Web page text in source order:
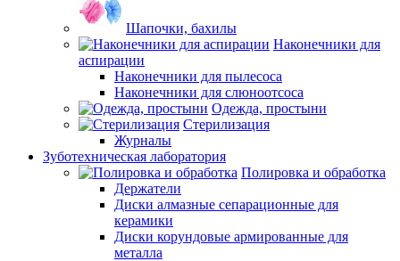
Шапочки, бахилы
Наконечники для
аспирации
Наконечники для пылесоса
Наконечники для слюноотсоса
Одежда, простыни
Стерилизация
Журналы
Зуботехническая лаборатория
Полировка и обработка
Держатели
Диски алмазные сепарационные для
керамики
Диски корундовые армированные для
металла